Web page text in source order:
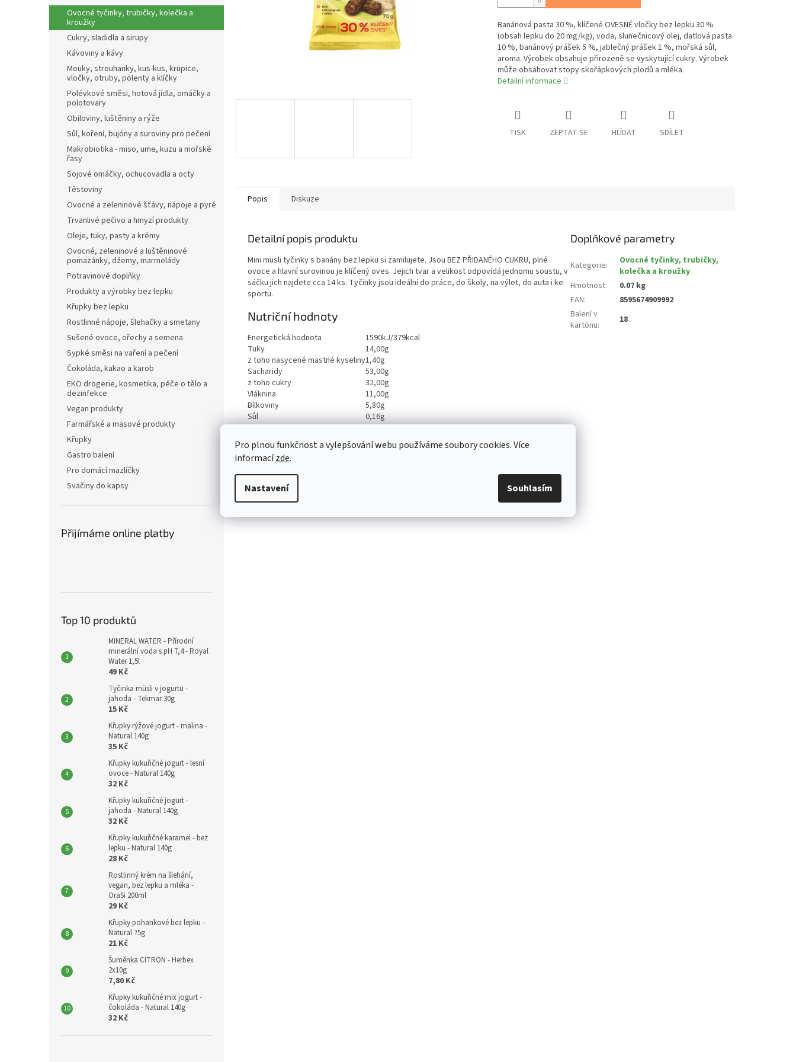
Pro plnou funkčnost a vylepšování webu používáme soubory cookies. Více
informacízde.
Nastavení Souhlasím
n
l
Ovocné tyčinky, trubičky, kolečka a
kroužky
Cukry, sladidla a sirupy
Kávoviny a kávy
Mouky, strouhanky, kus-kus, krupice,
vločky, otruby, polenty a klíčky
Polévkové směsi, hotová jídla, omáčky a
polotovary
Obiloviny, luštěniny a rýže
Sůl, koření, bujóny a suroviny pro pečení
Makrobiotika - miso, ume, kuzu a mořské
řasy
Sojové omáčky, ochucovadla a octy
Těstoviny
Ovocné a zeleninové šťávy, nápoje a pyré
Trvanlivé pečivo a hmyzí produkty
Oleje, tuky, pasty a krémy
Ovocné, zeleninové a luštěninové
pomazánky, džemy, marmelády
Potravinové doplňky
Produkty a výrobky bez lepku
Křupky bez lepku
Rostlinné nápoje, šlehačky a smetany
Sušené ovoce, ořechy a semena
Sypké směsi na vaření a pečení
Čokoláda, kakao a karob
EKO drogerie, kosmetika, péče o tělo a
dezinfekce
Vegan produkty
Farmářské a masové produkty
Křupky
Gastro balení
Pro domácí mazlíčky
Svačiny do kapsy
Přijímáme online platby
Top 10 produktů
MINERAL WATER - Přírodní
minerální voda s pH 7,4 - Royal
Water 1,5l
49 Kč
Tyčinka müsli v jogurtu -
jahoda - Tekmar 30g
15 Kč
Křupky rýžové jogurt - malina -
Natural 140g
35 Kč
Křupky kukuřičné jogurt - lesní
ovoce - Natural 140g
32 Kč
Křupky kukuřičné jogurt -
jahoda - Natural 140g
32 Kč
Křupky kukuřičné karamel - bez
lepku - Natural 140g
28 Kč
Rostlinný krém na šlehání,
vegan, bez lepku a mléka -
OraSi 200ml
29 Kč
Křupky pohankové bez lepku -
Natural 75g
21 Kč
Šuměnka CITRON - Herbex
2x10g
7,80 Kč
Křupky kukuřičné mix jogurt -
čokoláda - Natural 140g
32 Kč
Banánová pasta 30 %, klíčené OVESNÉ vločky bez lepku 30 %
(obsah lepku do 20 mg/kg), voda, slunečnicový olej, datlová pasta
10 %, banánový prášek 5 %, jablečný prášek 1 %, mořská sůl,
aroma. Výrobek obsahuje přirozeně se vyskytující cukry. Výrobek
může obsahovat stopy skořápkových plodů a mléka.
Detailní informace
TISK ZEPTAT SE HLÍDAT SDÍLET
Popis Diskuze
Detailní popis produktu
Mini müsli tyčinky s banány bez lepku si zamilujete. Jsou BEZ PŘIDANÉHO CUKRU, plné
ovoce a hlavní surovinou je klíčený oves. Jejich tvar a velikost odpovídá jednomu soustu, v
sáčku jich najdete cca 14 ks. Tyčinky jsou ideální do práce, do školy, na výlet, do auta i ke
sportu.
Nutriční hodnoty
Energetická hodnota
1590kJ/379kcal
Tuky
14,00g
z toho nasycené mastné kyseliny1,40g
Sacharidy
53,00g
z toho cukry
32,00g
Vláknina
11,00g
Bílkoviny
5,80g
Sůl
0,16g
Doplňkové parametry
Kategorie:
Ovocné tyčinky, trubičky,
kolečka a kroužky
Hmotnost:
0.07 kg
EAN:
8595674909992
Balení v
kartónu: 18